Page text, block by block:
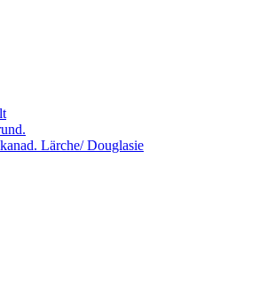
Lärche/ Douglasie